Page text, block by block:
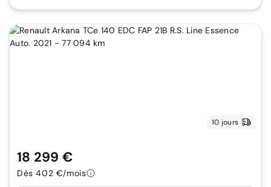
10 jours
18 299 €
Dès 402 €/mois